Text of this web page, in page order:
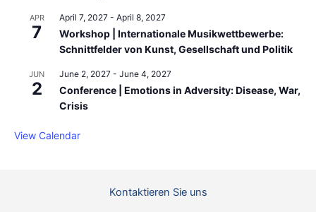
APR
7
April 7, 2027 - April 8, 2027
Workshop | Internationale Musikwettbewerbe:
Schnittfelder von Kunst, Gesellschaft und Politik
JUN
2
June 2, 2027 - June 4, 2027
Conference | Emotions in Adversity: Disease, War,
Crisis
View Calendar
Kontaktieren Sie uns